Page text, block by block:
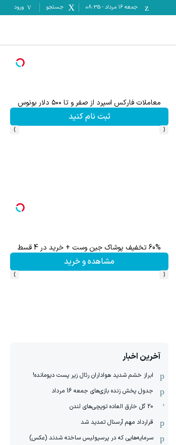
جمعه ۱۶ مرداد -
08:35 جستجو ورود
معاملات فارکس اسپرد از صفر و تا ۵۰۰ دلار بونوس
ثبت نام کنید
‹
›
60% تخفیف پوشاک جین وست + خرید در 4 قسط
مشاهده و خرید
‹
›
آخرین اخبار
ابراز خشم شدید هواداران رئال زیر پست دیومانده!
جدول پخش زنده بازی‌های جمعه 16 مرداد
20 گل خارق العاده توپچی‌های لندن
قرارداد مهم آرسنال تمدید شد
سرمایه‌هایی که در پرسپولیس ساخته شدند (عکس)